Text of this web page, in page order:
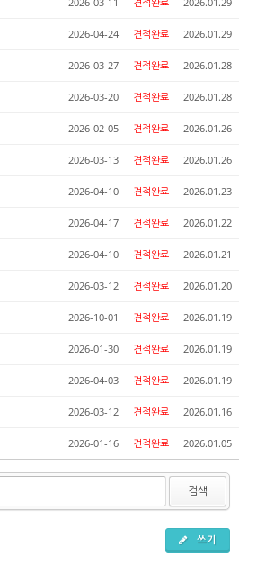
2026-04-24 견적완료 2026.01.29
2026-03-27 견적완료 2026.01.28
2026-03-20 견적완료 2026.01.28
2026-02-05 견적완료 2026.01.26
2026-03-13 견적완료 2026.01.26
2026-04-10 견적완료 2026.01.23
2026-04-17 견적완료 2026.01.22
2026-04-10 견적완료 2026.01.21
2026-03-12 견적완료 2026.01.20
2026-10-01 견적완료 2026.01.19
2026-01-30 견적완료 2026.01.19
2026-04-03 견적완료 2026.01.19
2026-03-12 견적완료 2026.01.16
2026-01-16 견적완료 2026.01.05
검색
쓰기